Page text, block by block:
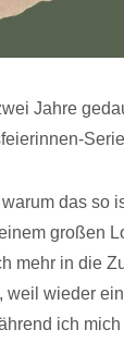
Jahre
das so
großen
mehr in die
weil wieder
ich